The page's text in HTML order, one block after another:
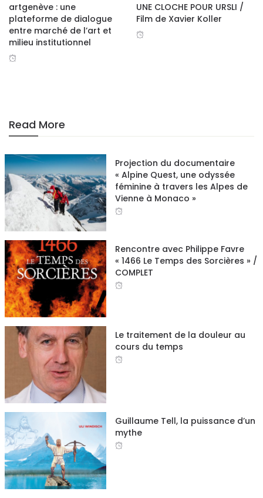
artgenève : une
plateforme de dialogue
entre marché de l’art et
milieu institutionnel
UNE CLOCHE POUR URSLI /
Film de Xavier Koller
Read More
Projection du documentaire
« Alpine Quest, une odyssée
féminine à travers les Alpes de
Vienne à Monaco »
Rencontre avec Philippe Favre
« 1466 Le Temps des Sorcières » /
COMPLET
Le traitement de la douleur au
cours du temps
Guillaume Tell, la puissance d’un
mythe